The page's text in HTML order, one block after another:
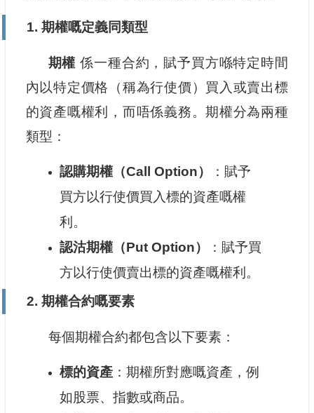
1. 期權嘅定義同類型
期權 係一種合約，賦予買方喺特定時間
內以特定價格（稱為行使價）買入或賣出標
的資產嘅權利，而唔係義務。期權分為兩種
類型：
認購期權（Call Option）
：賦予
買方以行使價買入標的資產嘅權
利。
認沽期權（Put Option）
：賦予買
方以行使價賣出標的資產嘅權利。
2. 期權合約嘅要素
每個期權合約都包含以下要素：
標的資產：期權所對應嘅資產，例
如股票、指數或商品。